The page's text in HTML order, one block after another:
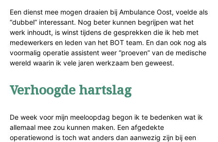
Een dienst mee mogen draaien bij Ambulance Oost, voelde als
“dubbel” interessant. Nog beter kunnen begrijpen wat het
werk inhoudt, is winst tijdens de gesprekken die ik heb met
medewerkers en leden van het BOT team. En dan ook nog als
voormalig operatie assistent weer “proeven” van de medische
wereld waarin ik vele jaren werkzaam ben geweest.
Verhoogde hartslag
De week voor mijn meeloopdag begon ik te bedenken wat ik
allemaal mee zou kunnen maken. Een afgedekte
operatiewond is toch wat anders dan aanwezig zijn bij een